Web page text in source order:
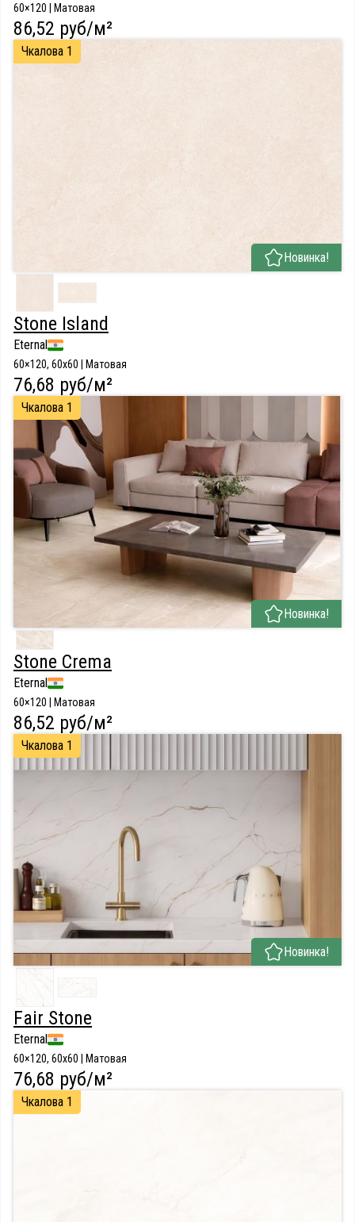
60×120 | Матовая
86,52 руб/м²
Чкалова 1
Новинка!
Stone Island
Eternal
60×120, 60x60 | Матовая
76,68 руб/м²
Чкалова 1
Новинка!
Stone Crema
Eternal
60×120 | Матовая
86,52 руб/м²
Чкалова 1
Новинка!
Fair Stone
Eternal
60×120, 60x60 | Матовая
76,68 руб/м²
Чкалова 1